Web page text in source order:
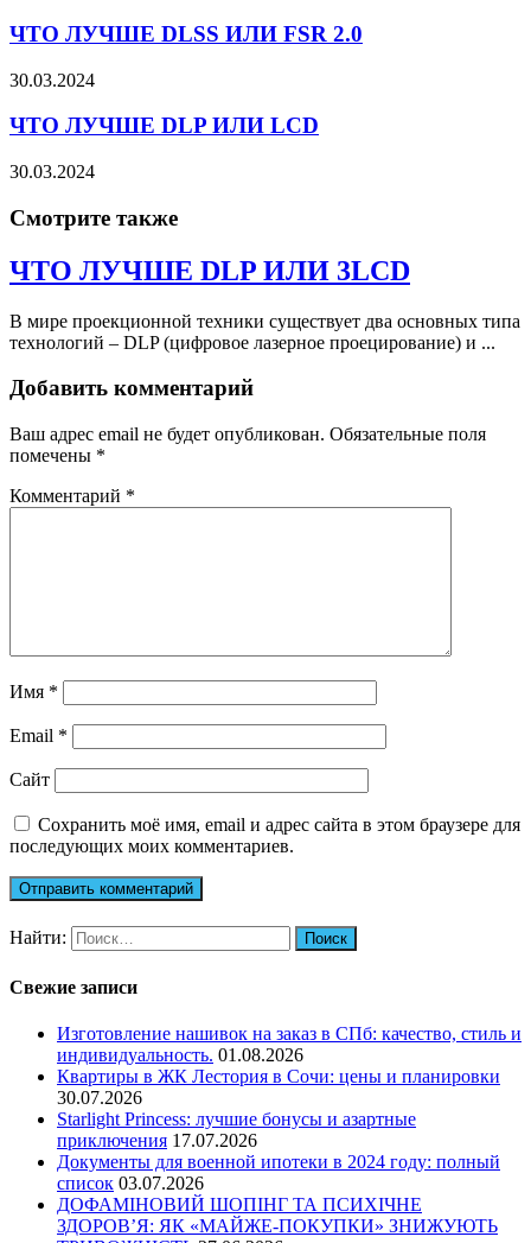
ЧТО ЛУЧШЕ DLSS ИЛИ FSR 2.0
30.03.2024
ЧТО ЛУЧШЕ DLP ИЛИ LCD
30.03.2024
Смотрите также
ЧТО ЛУЧШЕ DLP ИЛИ 3LCD
В мире проекционной техники существует два основных типа
технологий – DLP (цифровое лазерное проецирование) и ...
Добавить комментарий
Ваш адрес email не будет опубликован. Обязательные поля
помечены *
Комментарий *
Имя *
Email *
Сайт
Сохранить моё имя, email и адрес сайта в этом браузере для
последующих моих комментариев.
Найти:
Свежие записи
Изготовление нашивок на заказ в СПб: качество, стиль и
индивидуальность. 01.08.2026
Квартиры в ЖК Лестория в Сочи: цены и планировки
30.07.2026
Starlight Princess: лучшие бонусы и азартные
приключения 17.07.2026
Документы для военной ипотеки в 2024 году: полный
список 03.07.2026
ДОФАМІНОВИЙ ШОПІНГ ТА ПСИХІЧНЕ
ЗДОРОВ’Я: ЯК «МАЙЖЕ-ПОКУПКИ» ЗНИЖУЮТЬ